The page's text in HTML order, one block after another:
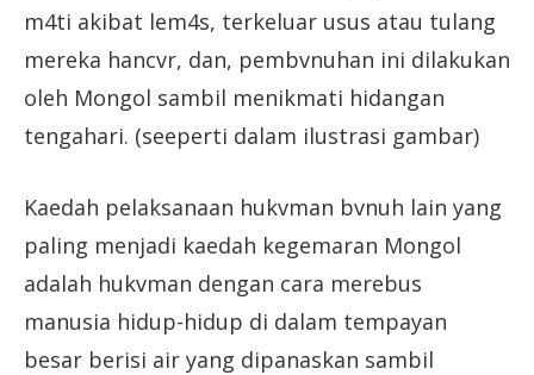
m4ti akibat lem4s, terkeluar usus atau tulang
mereka hancvr, dan, pembvnuhan ini dilakukan
oleh Mongol sambil menikmati hidangan
tengahari. (seeperti dalam ilustrasi gambar)
Kaedah pelaksanaan hukvman bvnuh lain yang
paling menjadi kaedah kegemaran Mongol
adalah hukvman dengan cara merebus
manusia hidup-hidup di dalam tempayan
besar berisi air yang dipanaskan sambil